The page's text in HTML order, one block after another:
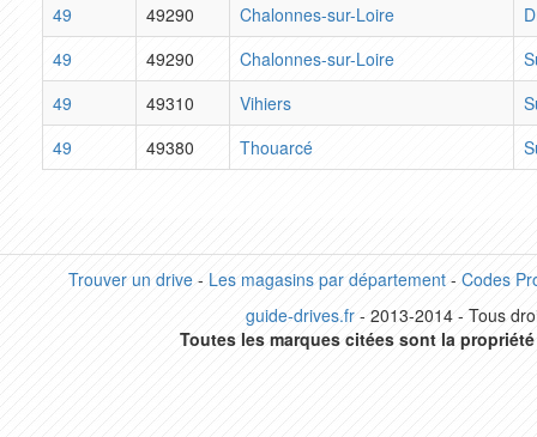
49
49290 Chalonnes-sur-Loire
49
49290 Chalonnes-sur-Loire
49
49310 Vihiers
49
49380 Thouarcé
Trouver un drive- Les magasins par département- Codes
guide-drives.fr - 2013-2014 - Tous
Toutes les marques citées sont la